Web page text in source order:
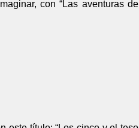
con “Las aventuras